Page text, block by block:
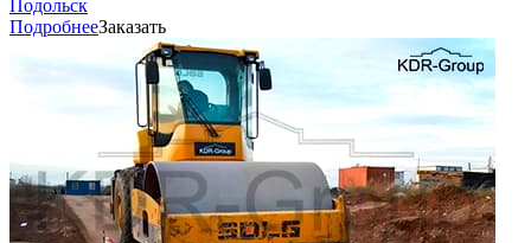
Подольск
ПодробнееЗаказать